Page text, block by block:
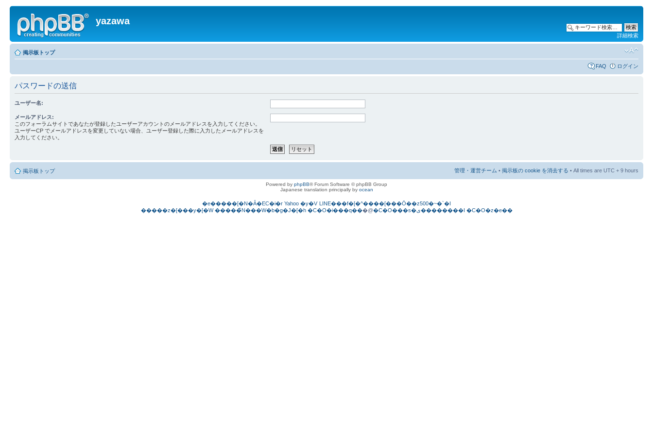
yazawa
詳細検索
掲示板トップ
FAQ ログイン
パスワードの送信
ユーザー名:
メールアドレス:
このフォーラムサイトであなたが登録したユーザーアカウントのメールアドレスを入力してください。
ユーザーCP でメールアドレスを変更していない場合、ユーザー登録した際に入力したメールアドレスを
入力してください。
掲示板トップ 管理・運営チーム • 掲示板の cookie を消去する • All times are UTC + 9 hours
Powered by phpBB® Forum Software © phpBB Group
Japanese translation principally by ocean
�e�����[�N�Ȃ�EC�i�r Yahoo �y�V LINE���f�[�^����[���Ō��z500�~�`�I
�����z�[���y�[�W �����̃N���W�b�g�J�[�h �C�O�i���q���@ �C�O���s�ی��������I �C�O�z�e��